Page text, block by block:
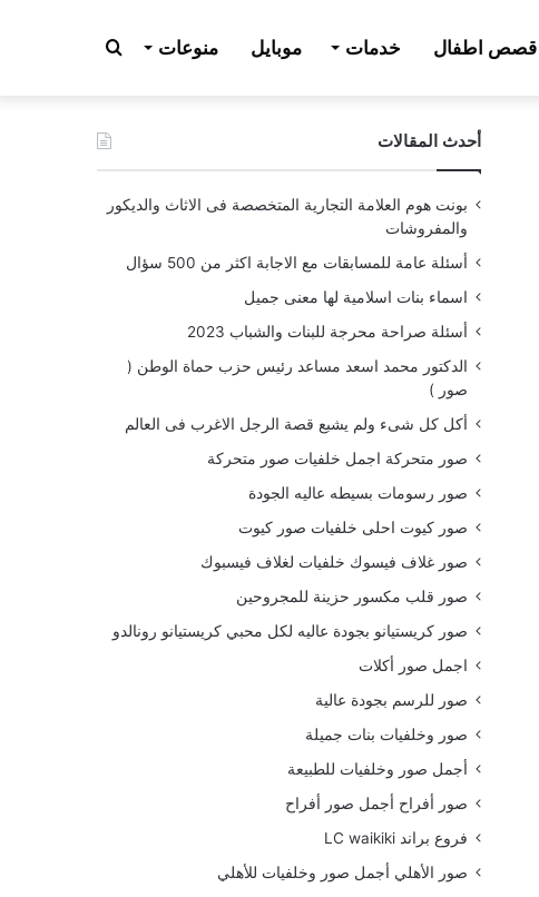
قصص اطفال خدمات موبايل منوعات بحث
عن أحدث المقالات
بونت هوم العلامة التجارية المتخصصة فى الاثاث والديكور
والمفروشات
أسئلة عامة للمسابقات مع الاجابة اكثر من 500 سؤال
اسماء بنات اسلامية لها معنى جميل
أسئلة صراحة محرجة للبنات والشباب 2023
الدكتور محمد اسعد مساعد رئيس حزب حماة الوطن (
صور )
أكل كل شىء ولم يشبع قصة الرجل الاغرب فى العالم
صور متحركة اجمل خلفيات صور متحركة
صور رسومات بسيطه عاليه الجودة
صور كيوت احلى خلفيات صور كيوت
صور غلاف فيسوك خلفيات لغلاف فيسبوك
صور قلب مكسور حزينة للمجروحين
صور كريستيانو بجودة عاليه لكل محبي كريستيانو رونالدو
اجمل صور أكلات
صور للرسم بجودة عالية
صور وخلفيات بنات جميلة
أجمل صور وخلفيات للطبيعة
صور أفراح أجمل صور أفراح
فروع براند LC waikiki
صور الأهلي أجمل صور وخلفيات للأهلي